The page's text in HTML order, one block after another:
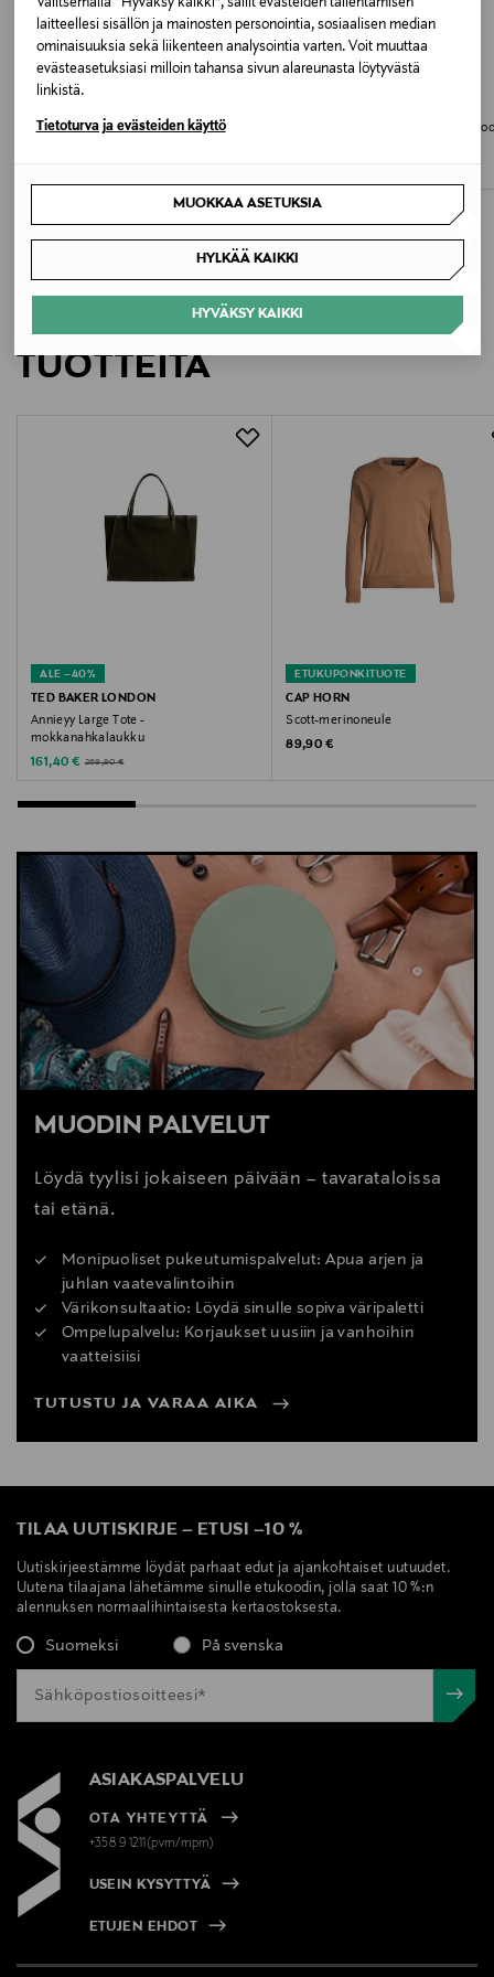
laitteellesi sisällön ja mainosten personointia, sosiaalisen median
ominaisuuksia sekä liikenteen analysointia varten. Voit muuttaa
evästeasetuksiasi milloin tahansa sivun alareunasta löytyvästä
linkistä.
Tietoturva ja evästeiden käyttö
MUOKKAA ASETUKSIA
HYLKÄÄ KAIKKI
HYVÄKSY KAIKKI
Valmistusmaa
Kiina
Valmistajan tuotenumero
001027
Valmistaja
Rohnisch Sport AB
Valmistajan osoite
Pappersbruksallén 2, 702 15, Örebro, Sweden
Digitaalinen osoite
Röhnisch, treenitrikoot, flare-housut, leveälahkeiset
trikoot, urheiluhousut, mukavat trikoot
ALE –63%
725™ High Rise Bootcut -farkut
Heat Printed High Waist -
LISÄÄ KIINNOSTAVIA
TUOTTEITA
ALE –40%
TED BAKER LONDON
Annieyy Large Tote -
mokkanahkalaukku
Discounted Price
161,40 € Original Price
269,90 €
ETUKUPONKITUOTE
CAP HORN
Scott-merinoneule
Original Price
89,90 €
MUODIN PALVELUT
Löydä tyylisi jokaiseen päivään – tavarataloissa
tai etänä.
Monipuoliset pukeutumispalvelut: Apua arjen ja
juhlan vaatevalintoihin
Värikonsultaatio: Löydä sinulle sopiva väripaletti
Ompelupalvelu: Korjaukset uusiin ja vanhoihin
vaatteisiisi
TUTUSTU JA VARAA AIKA
TILAA UUTISKIRJE – ETUSI –10 %
Uutiskirjeestämme löydät parhaat edut ja ajankohtaiset uutuudet.
Uutena tilaajana lähetämme sinulle etukoodin, jolla saat 10 %:n
alennuksen normaalihintaisesta kertaostoksesta.
Suomeksi På svenska
ASIAKASPALVELU
OTA YHTEYTTÄ
+358 9 1211(pvm/mpm)
USEIN KYSYTTYÄ
ETUJEN EHDOT